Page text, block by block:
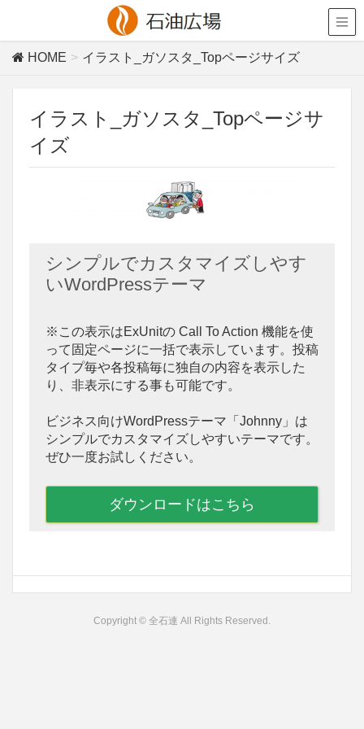
HOME イラスト_ガソスタ_Topページサイズ
イラスト_ガソスタ_Topページサ
イズ
シンプルでカスタマイズしやす
いWordPressテーマ
※この表示はExUnitの Call To Action 機能を使
って固定ページに一括で表示しています。投稿
タイプ毎や各投稿毎に独自の内容を表示した
り、非表示にする事も可能です。
ビジネス向けWordPressテーマ「Johnny」は
シンプルでカスタマイズしやすいテーマです。
ぜひ一度お試しください。
ダウンロードはこちら
Copyright © 全石連 All Rights Reserved.